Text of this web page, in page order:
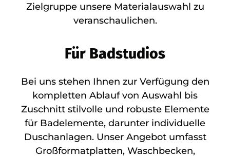
Zielgruppe unsere Materialauswahl zu
veranschaulichen.
Für Badstudios
Bei uns stehen Ihnen zur Verfügung den
kompletten Ablauf von Auswahl bis
Zuschnitt stilvolle und robuste Elemente
für Badelemente, darunter individuelle
Duschanlagen. Unser Angebot umfasst
Großformatplatten, Waschbecken,